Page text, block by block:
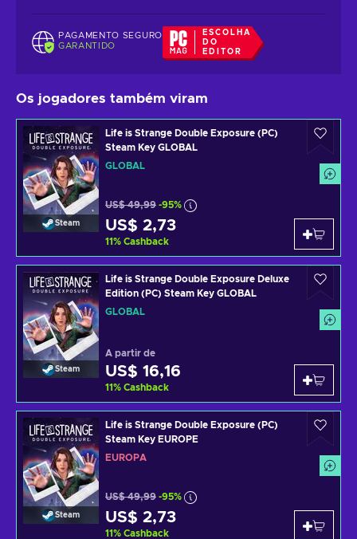
PAGAMENTO SEGURO
GARANTIDO
ESCOLHA
DO
EDITOR
Os jogadores também viram
Steam
Life is Strange Double Exposure (PC)
Steam Key GLOBAL
GLOBAL
US$ 49,99 -95%
US$ 2,73
11% Cashback
Steam
Life is Strange Double Exposure Deluxe
Edition (PC) Steam Key GLOBAL
GLOBAL
A partir de
US$ 16,16
11% Cashback
Steam
Life is Strange Double Exposure (PC)
Steam Key EUROPE
EUROPA
US$ 49,99 -95%
US$ 2,73
11% Cashback